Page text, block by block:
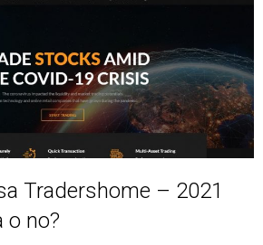
Tradershome – 2021
o no?